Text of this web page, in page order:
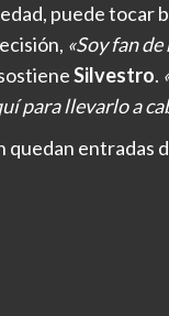
puede tocar
«Soy fan de
Silvestro.
para llevarlo a
quedan entradas